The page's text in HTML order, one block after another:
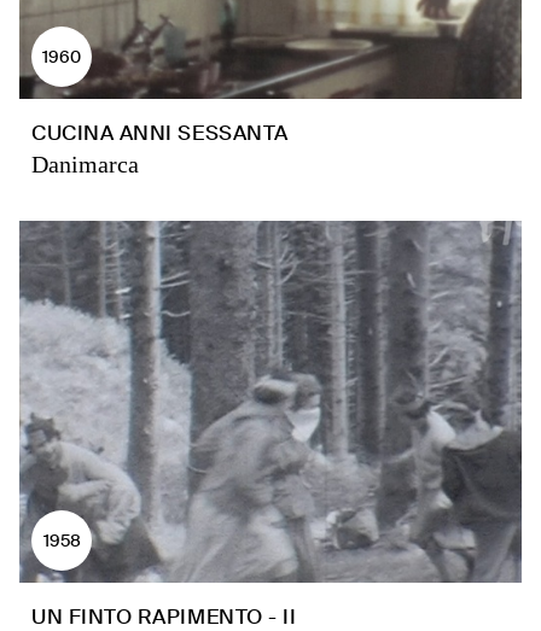
1960
CUCINA ANNI SESSANTA
Danimarca
1958
UN FINTO RAPIMENTO - II